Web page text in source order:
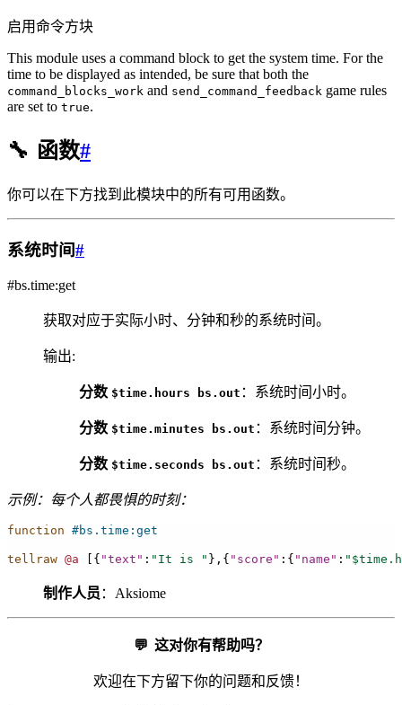
启用命令方块
This module uses a command block to get the system time. For the
time to be displayed as intended, be sure that both the
command_blocks_work and send_command_feedback game rules
are set to true.
🔧 函数#
你可以在下方找到此模块中的所有可用函数。
系统时间#
#bs.time:get
获取对应于实际小时、分钟和秒的系统时间。
输出:
分数 $time.hours bs.out ：系统时间小时。
分数 $time.minutes bs.out ：系统时间分钟。
分数 $time.seconds bs.out ：系统时间秒。
示例：每个人都畏惧的时刻：
function #bs.time:get
tellraw @a [{ "text" : "It is " },{ "score" :{ "name" :
制作人员 ：Aksiome
💬 这对你有帮助吗？
欢迎在下方留下你的问题和反馈！